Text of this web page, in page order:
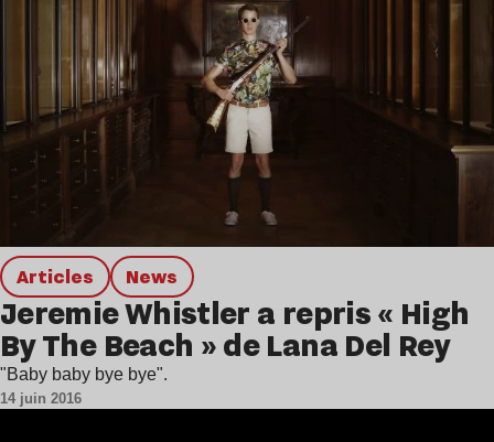
Articles news
Jeremie Whistler a repris « High
By The Beach » de Lana Del Rey
"Baby baby bye bye".
14 juin 2016